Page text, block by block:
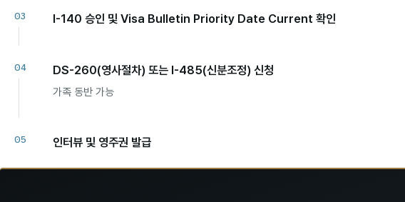
I-140 승인 및 Visa Bulletin Priority Date Current 확인
DS-260(영사절차) 또는 I-485(신분조정) 신청
가족 동반 가능
인터뷰 및 영주권 발급